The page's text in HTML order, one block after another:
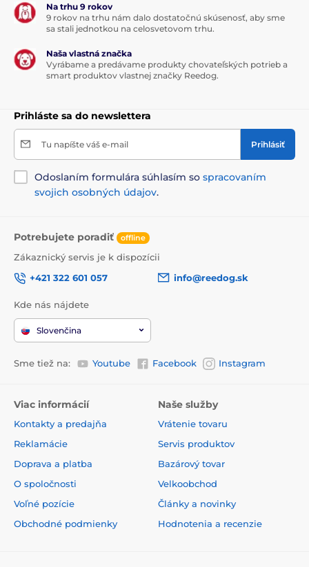
Na trhu 9 rokov
9 rokov na trhu nám dalo dostatočnú skúsenosť, aby sme
sa stali jednotkou na celosvetovom trhu.
Naša vlastná značka
Vyrábame a predávame produkty chovateľských potrieb a
smart produktov vlastnej značky Reedog.
Prihláste sa do newslettera
Tu napíšte váš e-mail Prihlásiť
Odoslaním formulára súhlasím so spracovaním
svojich osobných údajov.
Potrebujete poradiť offline
Zákaznický servis je k dispozícii
+421 322 601 057
info@reedog.sk
Kde nás nájdete
Slovenčina
Sme tiež na: Youtube Facebook Instagram
Viac informácií
Kontakty a predajňa
Reklamácie
Doprava a platba
O spoločnosti
Voľné pozície
Obchodné podmienky
Naše služby
Vrátenie tovaru
Servis produktov
Bazárový tovar
Velkoobchod
Články a novinky
Hodnotenia a recenzie